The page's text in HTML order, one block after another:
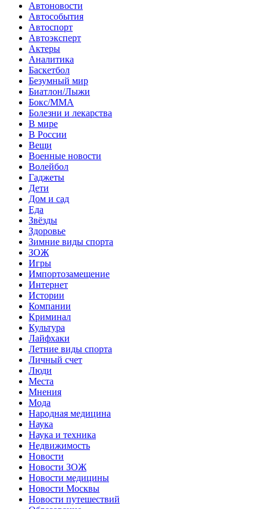
Автоновости
Автособытия
Автоспорт
Автоэксперт
Актеры
Аналитика
Баскетбол
Безумный мир
Биатлон/Лыжи
Бокс/MMA
Болезни и лекарства
В мире
В России
Вещи
Военные новости
Волейбол
Гаджеты
Дети
Дом и сад
Еда
Звёзды
Здоровье
Зимние виды спорта
ЗОЖ
Игры
Импортозамещение
Интернет
Истории
Компании
Криминал
Культура
Лайфхаки
Летние виды спорта
Личный счет
Люди
Места
Мнения
Мода
Народная медицина
Наука
Наука и техника
Недвижимость
Новости
Новости ЗОЖ
Новости медицины
Новости Москвы
Новости путешествий